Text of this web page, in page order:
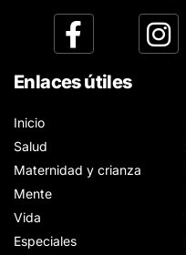
Enlaces útiles
Inicio
Salud
Maternidad y crianza
Mente
Vida
Especiales